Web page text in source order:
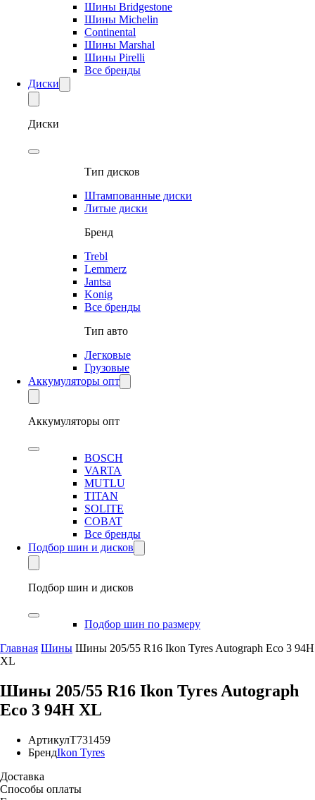
Шины Bridgestone
Шины Michelin
Continental
Шины Marshal
Шины Pirelli
Все бренды
Диски
Диски
Тип дисков
Штампованные диски
Литые диски
Бренд
Trebl
Lemmerz
Jantsa
Konig
Все бренды
Тип авто
Легковые
Грузовые
Аккумуляторы опт
Аккумуляторы опт
BOSCH
VARTA
MUTLU
TITAN
SOLITE
COBAT
Все бренды
Подбор шин и дисков
Подбор шин и дисков
Подбор шин по размеру
Главная Шины Шины 205/55 R16 Ikon Tyres Autograph Eco 3 94H
XL
Шины 205/55 R16 Ikon Tyres Autograph
Eco 3 94H XL
АртикулT731459
БрендIkon Tyres
Доставка
Способы оплаты